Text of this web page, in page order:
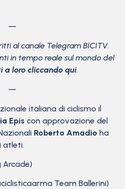
—
al canale Telegram BICITV.
in tempo reale sul mondo del
a loro cliccando qui.
—
italiana di ciclismo il
Epis con approvazione del
Roberto Amadio ha
atleti.
Arcade)
Team Ballerini)